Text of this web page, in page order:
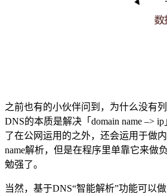
之前也有的小伙伴问到，为什么没有列
DNS的本质是解决「domain name –>
了在公网运用的之外，还会运用于做
name解析，但是在程序里单靠它来做
勉强了。
当然，基于DNS“智能解析”功能可以